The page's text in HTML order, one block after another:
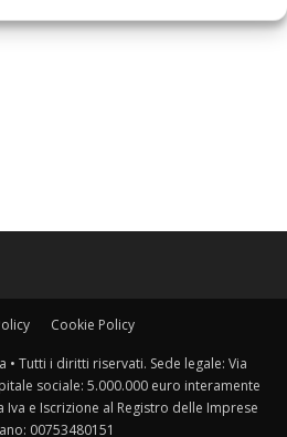
Cookie Policy
• Tutti i diritti riservati. Sede legale: Via
sociale: 5.000.000 euro interamente
Iva e Iscrizione al Registro delle Imprese
00753480151